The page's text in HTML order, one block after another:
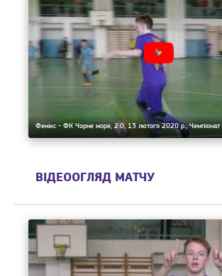
Фенікс - ФК Чорне море, 2:0, 13 лютого 2020 р., Чемпіонат
ВІДЕООГЛЯД МАТЧУ